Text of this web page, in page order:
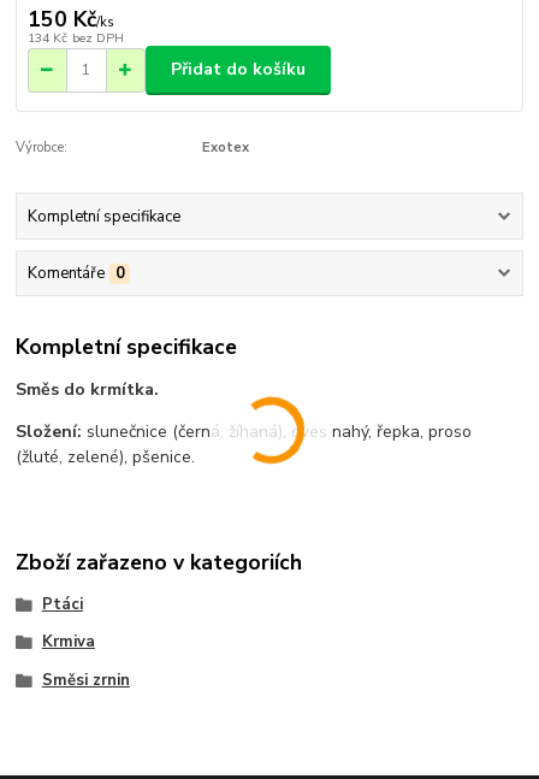
150 Kč/ks
134 Kč bez DPH
Přidat do košíku
Výrobce: Exotex
Kompletní specifikace
Komentáře 0
Kompletní specifikace
Směs do krmítka.
Složení: slunečnice (černá, žíhaná), oves nahý, řepka, proso
(žluté, zelené), pšenice.
Zboží zařazeno v kategoriích
Ptáci
Krmiva
Směsi zrnin